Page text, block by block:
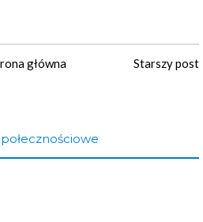
główna Starszy post